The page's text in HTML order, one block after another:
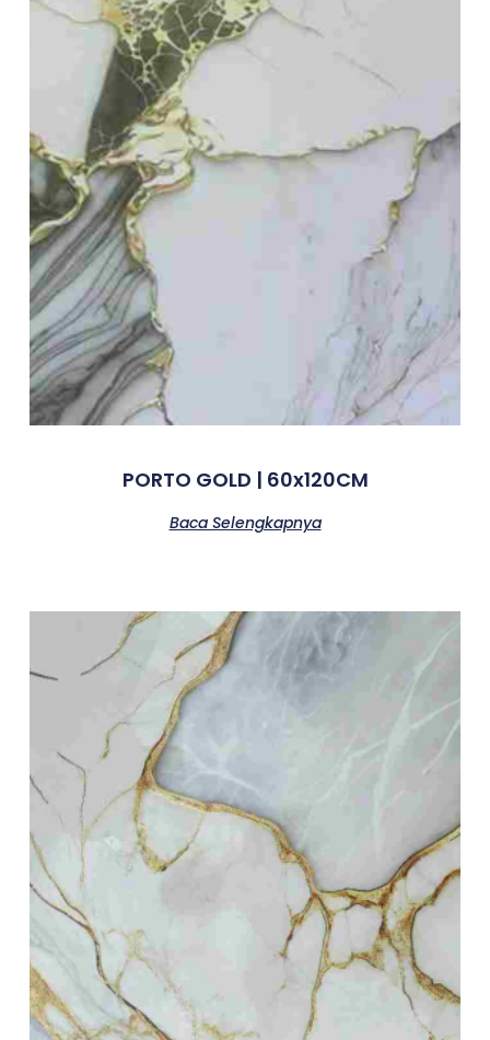
PORTO GOLD | 60x120CM
Baca Selengkapnya